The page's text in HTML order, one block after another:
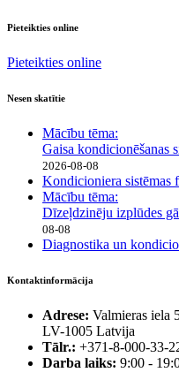
Pieteikties online
Pieteikties online
Nesen skatītie
Mācību tēma:
Gaisa kondicionēšanas
2026-08-08
Kondicioniera sistēmas
Mācību tēma:
Dīzeļdzinēju izplūdes
08-08
Diagnostika un
Kontaktinformācija
Adrese: Valmieras iela
LV-1005 Latvija
Tālr.: +371-8-000-33-
Darba laiks: 9:00 -